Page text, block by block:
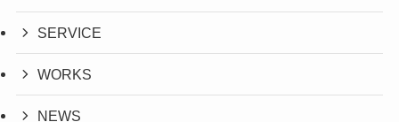
SERVICE
WORKS
NEWS